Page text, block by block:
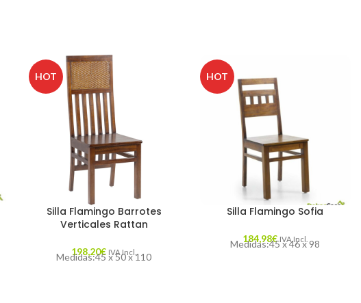
HOT
Silla Flamingo Barrotes
Verticales Rattan
198,20€ IVA Incl.
Medidas:45 x 50 x 110
HOT
Silla Flamingo Sofia
184,98€ IVA Incl.
Medidas:45 x 46 x 98